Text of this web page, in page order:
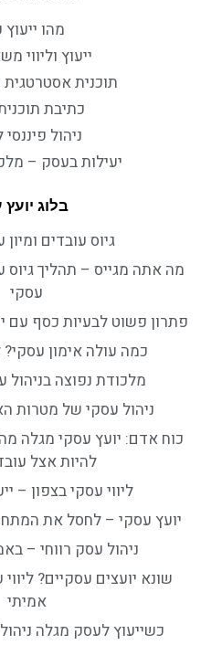
מהו
ייעוץ וליווי
תוכנית
כתיבת
ניהול
יעילות בעסק –
בלוג
גיוס עובדים
מה אתה מגייס – תהליך גיוס
עסקי
פתרון פשוט לבעיות כסף עם
כמה עולה אימון עסקי?
מלכודת נפוצה בניהול
ניהול עסקי של מטרות
כוח אדם: יועץ עסקי מגלה
להיות אצל
ליווי עסקי בצפון –
יועץ עסקי – לחסל את
ניהול עסק רווחי –
שונא יועצים עסקיים?
אמיתי
כשייעוץ לעסק מגלה